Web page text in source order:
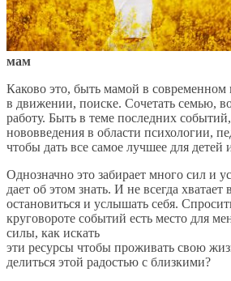
мам
Каково это, быть мамой в современном
в движении, поиске. Сочетать семью,
работу. Быть в теме последних событий,
нововведения в области психологии,
чтобы дать все самое лучшее для детей
Однозначно это забирает много сил и
дает об этом знать. И не всегда
остановиться и услышать себя.
круговороте событий есть место для
силы, как искать
эти ресурсы чтобы проживать свою
делиться этой радостью с близкими?